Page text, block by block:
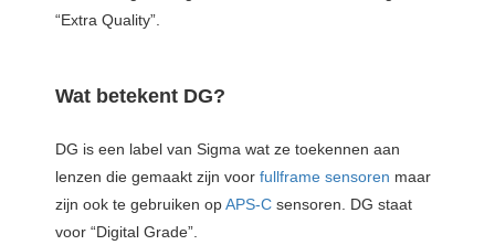
“Extra Quality”.
Wat betekent DG?
DG is een label van Sigma wat ze toekennen aan
lenzen die gemaakt zijn voor fullframe sensoren maar
zijn ook te gebruiken opAPS-C sensoren. DG staat
voor “Digital Grade”.